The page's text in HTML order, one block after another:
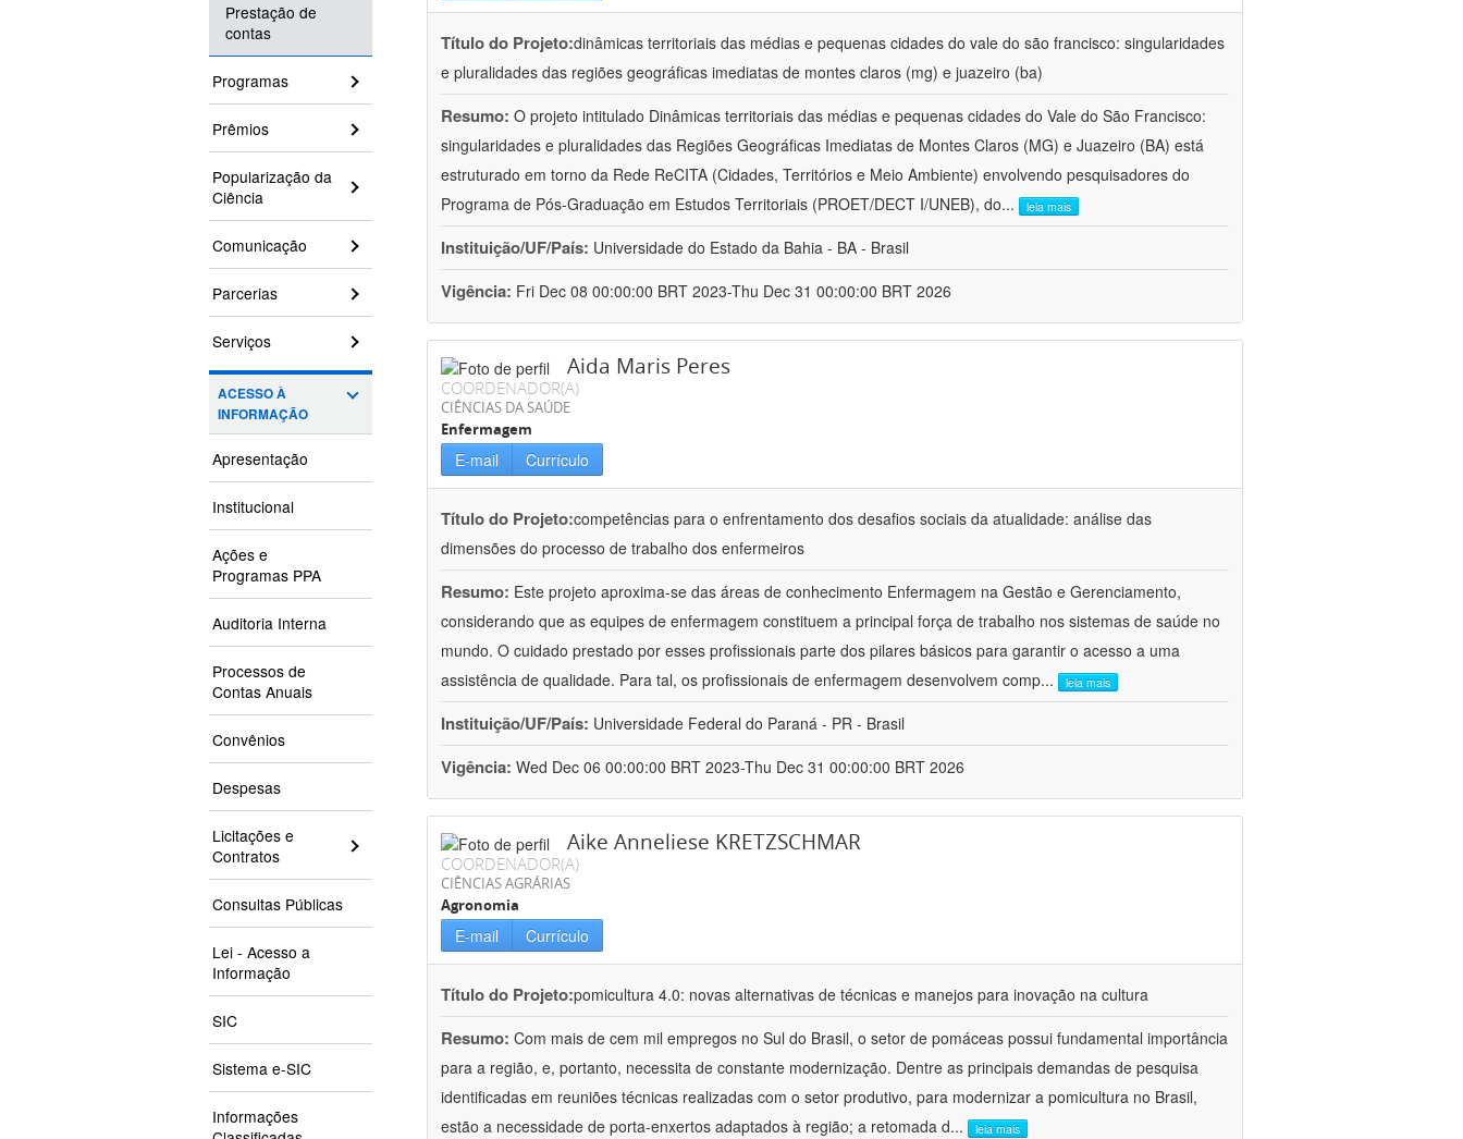
Prestação de
contas
Programas
Prêmios
Popularização da
Ciência
Comunicação
Parcerias
Serviços
ACESSO À
INFORMAÇÃO
Apresentação
Institucional
Ações e
Programas PPA
Auditoria Interna
Processos de
Contas Anuais
Convênios
Despesas
Licitações e
Contratos
Consultas Públicas
Lei - Acesso a
Informação
SIC
Sistema e-SIC
Informações
Título do Projeto:dinâmicas territoriais das médias e pequenas cidades do vale do são francisco: singularidades
e pluralidades das regiões geográficas imediatas de montes claros (mg) e juazeiro (ba)
Resumo: O projeto intitulado Dinâmicas territoriais das médias e pequenas cidades do Vale do São Francisco:
singularidades e pluralidades das Regiões Geográficas Imediatas de Montes Claros (MG) e Juazeiro (BA) está
estruturado em torno da Rede ReCITA (Cidades, Territórios e Meio Ambiente) envolvendo pesquisadores do
Programa de Pós-Graduação em Estudos Territoriais (PROET/DECT I/UNEB), do... leia mais
Instituição/UF/País: Universidade do Estado da Bahia - BA - Brasil
Vigência: Fri Dec 08 00:00:00 BRT 2023-Thu Dec 31 00:00:00 BRT 2026
Aida Maris Peres
COORDENADOR(A)
CIÊNCIAS DA SAÚDE
Enfermagem
E-mail Currículo
Título do Projeto:competências para o enfrentamento dos desafios sociais da atualidade: análise das
dimensões do processo de trabalho dos enfermeiros
Resumo: Este projeto aproxima-se das áreas de conhecimento Enfermagem na Gestão e Gerenciamento,
considerando que as equipes de enfermagem constituem a principal força de trabalho nos sistemas de saúde no
mundo. O cuidado prestado por esses profissionais parte dos pilares básicos para garantir o acesso a uma
assistência de qualidade. Para tal, os profissionais de enfermagem desenvolvem comp... leia mais
Instituição/UF/País: Universidade Federal do Paraná - PR - Brasil
Vigência: Wed Dec 06 00:00:00 BRT 2023-Thu Dec 31 00:00:00 BRT 2026
Aike Anneliese KRETZSCHMAR
COORDENADOR(A)
CIÊNCIAS AGRÁRIAS
Agronomia
E-mail Currículo
Título do Projeto:pomicultura 4.0: novas alternativas de técnicas e manejos para inovação na cultura
Resumo: Com mais de cem mil empregos no Sul do Brasil, o setor de pomáceas possui fundamental importância
para a região, e, portanto, necessita de constante modernização. Dentre as principais demandas de pesquisa
identificadas em reuniões técnicas realizadas com o setor produtivo, para modernizar a pomicultura no Brasil,
estão a necessidade de porta-enxertos adaptados à região; a retomada d... leia mais